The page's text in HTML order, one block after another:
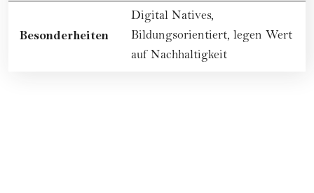
Besonderheiten
Digital Natives,
Bildungsorientiert, legen Wert
auf Nachhaltigkeit